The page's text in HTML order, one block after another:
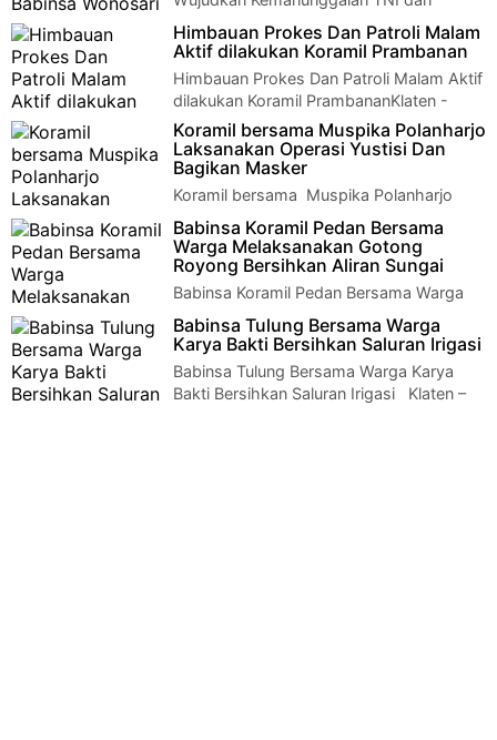
Rakyat, Babinsa Wonosari Karya Bakti
Rehab Rumah Klaten - Serda Sri Nuryanto Babinsa…
Himbauan Prokes Dan Patroli Malam
Aktif dilakukan Koramil Prambanan
Himbauan Prokes Dan Patroli Malam Aktif
dilakukan Koramil PrambananKlaten -
Anggota Koramil 09/Prambanan Serma Sutrisno …
Koramil bersama Muspika Polanharjo
Laksanakan Operasi Yustisi Dan
Bagikan Masker
Koramil bersama Muspika Polanharjo
Laksanakan Operasi Yustisi Dan Bagikan
Masker Klaten - Koramil 15/Polanharjo bersama…
Babinsa Koramil Pedan Bersama
Warga Melaksanakan Gotong
Royong Bersihkan Aliran Sungai
Babinsa Koramil Pedan Bersama Warga
Melaksanakan Gotong Royong Bersihkan
Aliran Sungai Klaten - Babinsa Korami…
Babinsa Tulung Bersama Warga
Karya Bakti Bersihkan Saluran Irigasi
Babinsa Tulung Bersama Warga Karya
Bakti Bersihkan Saluran Irigasi Klaten –